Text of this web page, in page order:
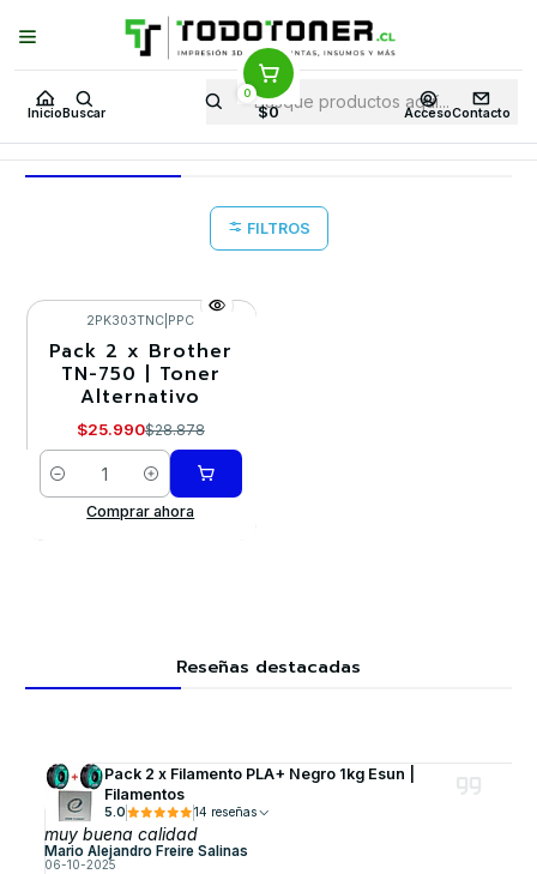
Inicio Buscar
0
$0 AccesoContacto
Puedes Elegir: Comprar enTienda· Despachoa Todo Chile · Retiro en
Tienda en24 Horas
Inicio Ofertas CYB OCT25 42 en TodoToner
Ofertas CYB OCT25 42 en TodoToner
FILTROS
-10%
2PK303TNC PPC
Pack 2 x Brother
TN-750 | Toner
Alternativo
$25.990$28.878
Cantidad
Comprar ahora
Reseñas destacadas
Pack 2 x Filamento PLA+ Negro 1kg Esun |
Filamentos
5.0 14 reseñas
muy buena calidad
Mario Alejandro Freire Salinas
06-10-2025